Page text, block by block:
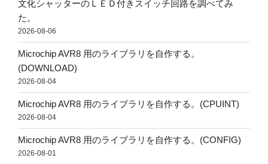
文化シャッターのＬＥＤ付きスイッチ回路を調べてみ
た。
2026-08-06
Microchip AVR8 用のライブラリを自作する。
(DOWNLOAD)
2026-08-04
Microchip AVR8 用のライブラリを自作する。(CPUINT)
2026-08-04
Microchip AVR8 用のライブラリを自作する。(CONFIG)
2026-08-01